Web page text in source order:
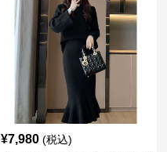
¥7,980 (税込)